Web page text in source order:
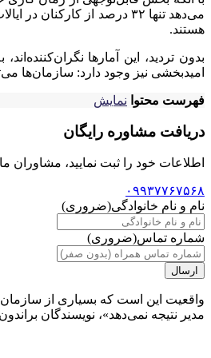
هستند.
بدون تردید، این آمارها
امیدبخشی نیز وجود دارد: سازمان‌ها
فهرست محتوا نمایش
دریافت مشاوره رایگان
اطلاعات خود را ثبت نمایید،
۰۹۹۳۷۷۶۷۵۶۸
نام و نام خانوادگی(ضروری)
شماره تماس(ضروری)
واقعیت این است که بسیاری از
مدیر نتیجه نمی‌دهد»، نویسندگان براندون ریگونی و بیلی نلسون